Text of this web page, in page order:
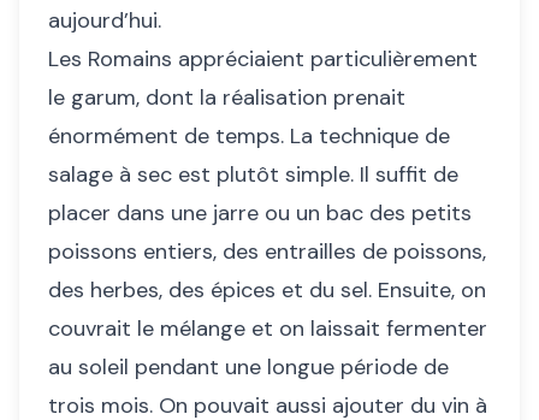
aujourd’hui.
Les Romains appréciaient particulièrement
le garum, dont la réalisation prenait
énormément de temps. La technique de
salage à sec est plutôt simple. Il suffit de
placer dans une jarre ou un bac des petits
poissons entiers, des entrailles de poissons,
des herbes, des épices et du sel. Ensuite, on
couvrait le mélange et on laissait fermenter
au soleil pendant une longue période de
trois mois. On pouvait aussi ajouter du vin à